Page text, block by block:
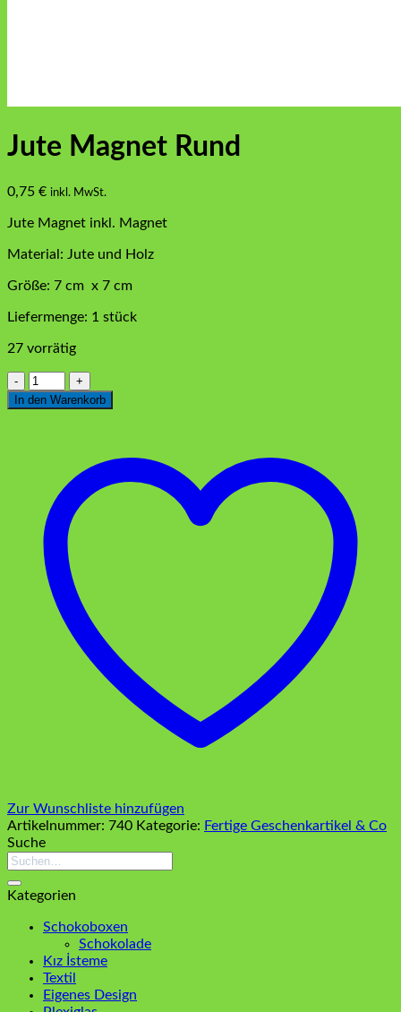
Jute Magnet Rund
0,75 € inkl. MwSt.
Jute Magnet inkl. Magnet
Material: Jute und Holz
Größe: 7 cm x 7 cm
Liefermenge: 1 stück
27 vorrätig
Jute
Magnet
Rund
In den Warenkorb
Zur Wunschliste hinzufügen
Artikelnummer: 740 Kategorie: Fertige Geschenkartikel & Co
Suche
Suchen
Kategorien
Schokoboxen
Schokolade
Kız İsteme
Textil
Eigenes Design